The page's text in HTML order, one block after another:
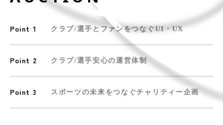
Point 1 クラブ/選手とファンをつなぐUI・UX
Point 2 クラブ/選手安心の運営体制
Point 3 スポーツの未来をつなぐチャリティー企画